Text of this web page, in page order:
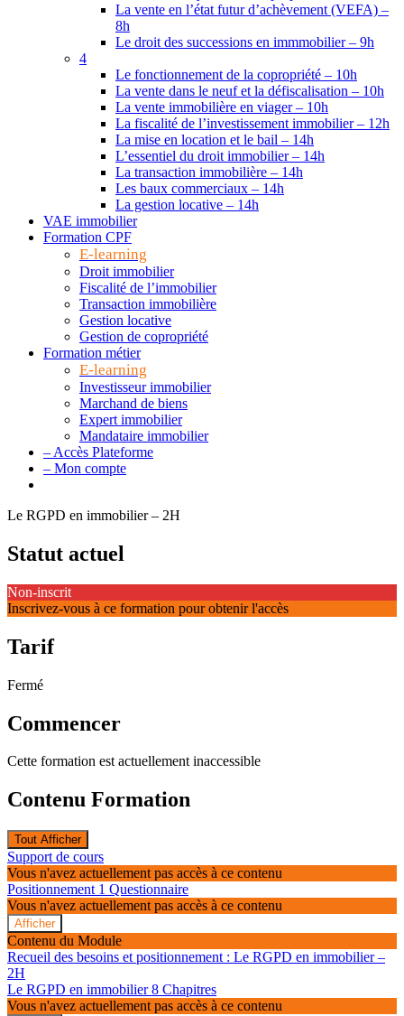
La vente en l’état futur d’achèvement (VEFA) –
8h
Le droit des successions en immmobilier – 9h
4
Le fonctionnement de la copropriété – 10h
La vente dans le neuf et la défiscalisation – 10h
La vente immobilière en viager – 10h
La fiscalité de l’investissement immobilier – 12h
La mise en location et le bail – 14h
L’essentiel du droit immobilier – 14h
La transaction immobilière – 14h
Les baux commerciaux – 14h
La gestion locative – 14h
VAE immobilier
Formation CPF
E-learning
Droit immobilier
Fiscalité de l’immobilier
Transaction immobilière
Gestion locative
Gestion de copropriété
Formation métier
E-learning
Investisseur immobilier
Marchand de biens
Expert immobilier
Mandataire immobilier
– Accès Plateforme
– Mon compte
Le RGPD en immobilier – 2H
Statut actuel
Non-inscrit
Inscrivez-vous à ce formation pour obtenir l'accès
Tarif
Fermé
Commencer
Cette formation est actuellement inaccessible
Contenu Formation
Tout Afficher
Modules
Support de cours
Vous n'avez actuellement pas accès à ce contenu
Positionnement 1 Questionnaire
Vous n'avez actuellement pas accès à ce contenu
Afficher
Positionnement
Contenu du Module
Recueil des besoins et positionnement : Le RGPD en immobilier –
2H
Le RGPD en immobilier8 Chapitres
Vous n'avez actuellement pas accès à ce contenu